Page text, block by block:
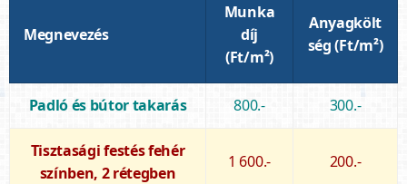
Megnevezés
Munka
díj
(Ft/m²)
Anyagkölt
ség (Ft/m²)
Padló és bútor takarás 800.- 300.-
Tisztasági festés fehér
színben, 2 rétegben
1 600.- 200.-